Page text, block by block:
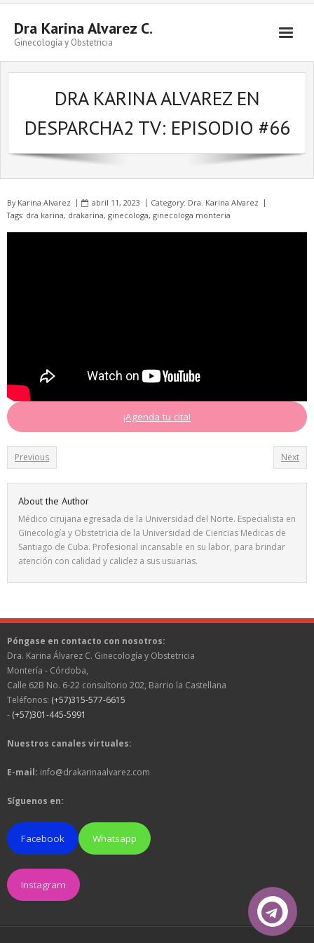
Skip
contentDra Karina Alvarez C.
Ginecología y Obstetricia
DRA KARINA ALVAREZ EN
DESPARCHA2 TV: EPISODIO #66
By Karina Alvarez abril 11, 2023 Category: Dra. Karina Alvarez
Tags: dra karina, drakarina, ginecologa, ginecologa monteria
¡Agenda tu cita!
Previous Next
About the Author
Médico cirujana egresada de la Universidad del Norte. Especialista en
Ginecología y Obstetricia de la Universidad de Ciencias Medicas de
Santiago de Cuba. Profesional incansable en su labor, para brindar
atención con calidad y calidez a sus usuarias.
Póngase en contacto con nosotros:
Dra. Karina Álvarez C. Ginecología y Obstetricia
Montería - Córdoba,
Calle 62B No. 6-22 consultorio 202, Barrio la Castellana
Teléfonos: (+57)315-577-6615
- (+57)301-445-5991
Nuestros canales virtuales:
E-mail: info@drakarinaalvarez.com
Síguenos en:
Facebook Whatsapp
Instagram